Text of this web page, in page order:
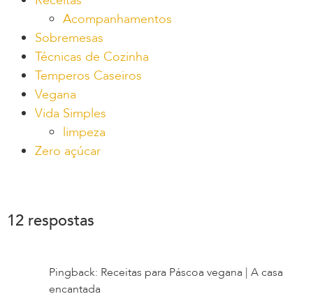
Acompanhamentos
Sobremesas
Técnicas de Cozinha
Temperos Caseiros
Vegana
Vida Simples
limpeza
Zero açúcar
12 respostas
Pingback: Receitas para Páscoa vegana | A casa
encantada